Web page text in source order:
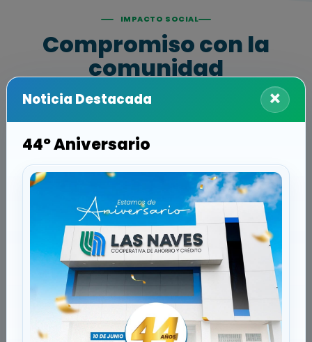
IMPACTO SOCIAL
Compromiso con la
comunidad
Promovemos el bienestar y el desarrollo de la
orientadas a generar impacto positivo y
fortalecer la calidad de vida.
Comunidad Solidaria
Red de apoyo orientada a impulsar el
bienestar y el desarrollo de la comunidad
mediante iniciativas solidarias y de
Noticia Destacada ×
44º Aniversario